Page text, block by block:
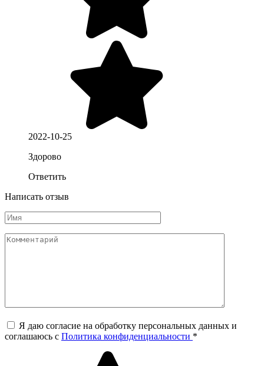
2022-10-25
Здорово
Ответить
Написать отзыв
Я даю согласие на обработку персональных данных и
соглашаюсь c Политика конфиденциальности *